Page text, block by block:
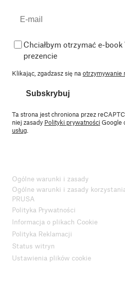
Chciałbym otrzymać e-
prezencie
Klikając, zgadzasz się naotrzymywanie
Subskrybuj
Ta strona jest chroniona przez
niej zasady Polityki prywatnościGoogle
usług.
Ogólne warunki i zasady
Ogólne warunki i zasady
PRUSA
Polityka Prywatności
Informacja o plikach Cookie
Polityka Reklamacji
Status witryn
Ustawienia plików cookie